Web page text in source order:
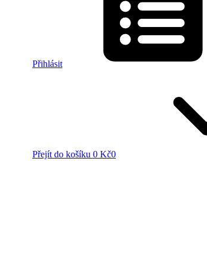
Přihlásit
Přejít do košíku 0 Kč0